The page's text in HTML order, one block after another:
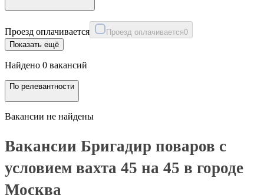
Проезд оплачивается Проезд оплачивается0
Показать ещё
Найдено 0 вакансий
По релевантности
Вакансии не найдены
Вакансии Бригадир поваров с
условием вахта 45 на 45 в городе
Москва